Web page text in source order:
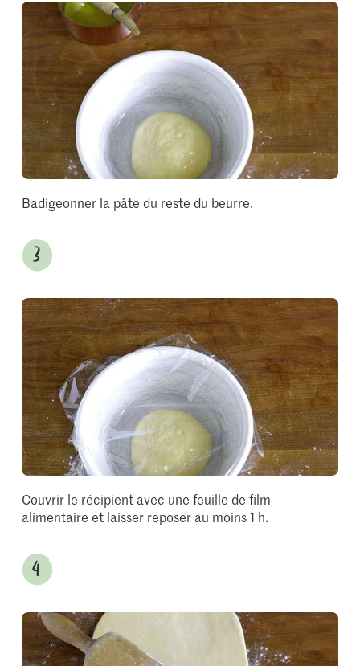
Badigeonner la pâte du reste du beurre.
Couvrir le récipient avec une feuille de film
alimentaire et laisser reposer au moins 1 h.